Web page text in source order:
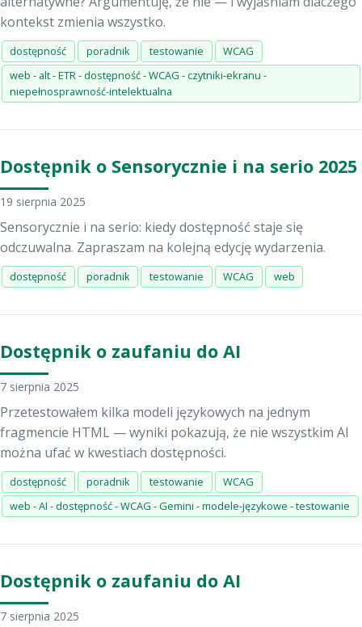
kontekst zmienia wszystko.
dostępność poradnik testowanie
WCAG
web - alt - ETR - dostępność - WCAG - czytniki-ekranu -
niepełnosprawność-intelektualna
Dostępnik o Sensorycznie i na serio 2025
19 sierpnia 2025
Sensorycznie i na serio: kiedy dostępność staje się
odczuwalna. Zapraszam na kolejną edycję wydarzenia.
dostępność poradnik testowanie WCAG web
Dostępnik o zaufaniu do AI
7 sierpnia 2025
Przetestowałem kilka modeli językowych na jednym
fragmencie HTML — wyniki pokazują, że nie wszystkim AI
można ufać w kwestiach dostępności.
dostępność poradnik testowanie
WCAG
web - AI - dostępność - WCAG - Gemini - modele-językowe - testowanie
Dostępnik o zaufaniu do AI
7 sierpnia 2025